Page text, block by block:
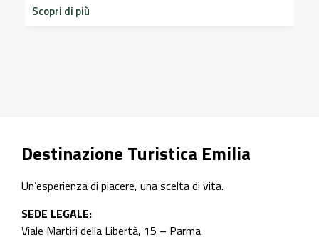
Destinazione Turistica Emilia
Un’esperienza di piacere, una scelta di vita.
SEDE LEGALE:
Viale Martiri della Libertà, 15 – Parma